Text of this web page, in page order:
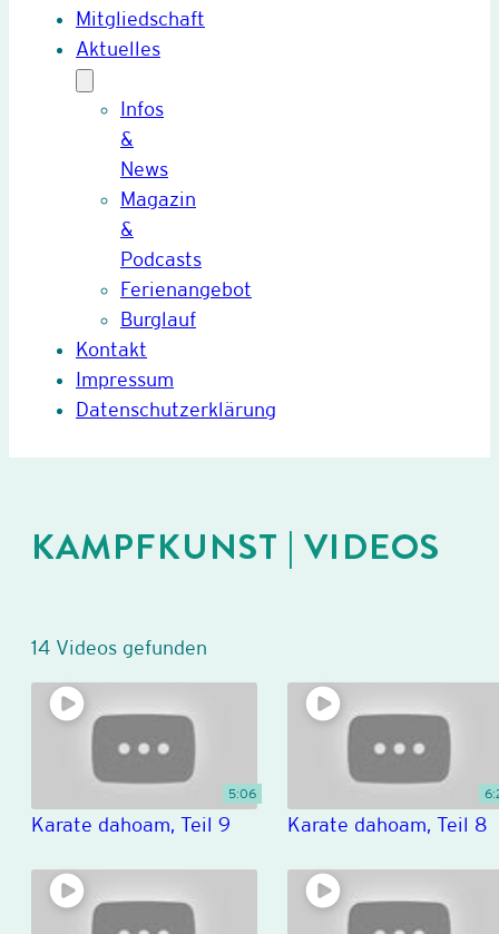
Mitgliedschaft
Aktuelles
Infos
&
News
Magazin
&
Podcasts
Ferienangebot
Burglauf
Kontakt
Impressum
Datenschutzerklärung
KAMPFKUNST | VIDEOS
14 Videos gefunden
5:06
Karate dahoam, Teil 9 Karate dahoam, Teil 8